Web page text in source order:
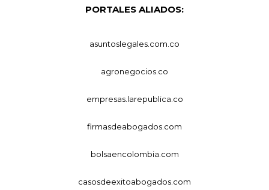
PORTALES ALIADOS:
asuntoslegales.com.co
agronegocios.co
empresas.larepublica.co
firmasdeabogados.com
bolsaencolombia.com
casosdeexitoabogados.com